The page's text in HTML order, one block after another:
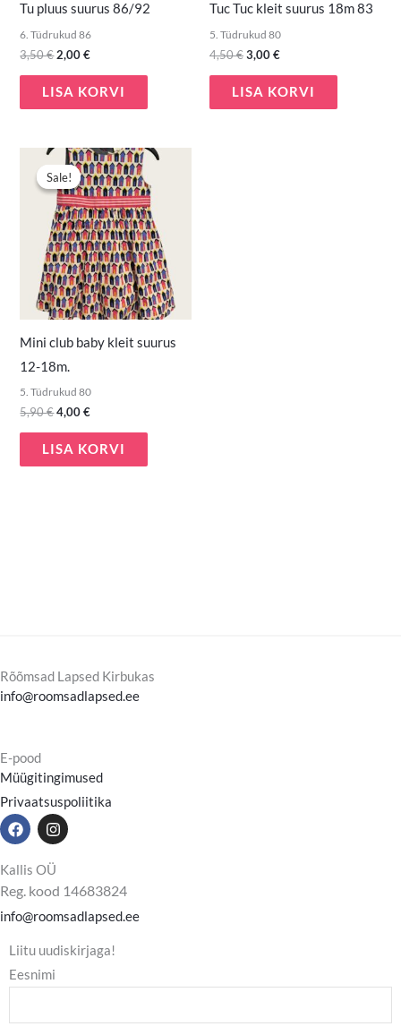
Tu pluus suurus 86/92
6. Tüdrukud 86
3,50€2,00€
LISA KORVI
Tuc Tuc kleit suurus 18m 83
5. Tüdrukud 80
4,50€3,00€
LISA KORVI
Sale!
Sale!
Mini club baby kleit suurus
12-18m.
5. Tüdrukud 80
5,90€
Algne
hind
oli:
5,90 €.
4,00€
Praegune
hind
on:
4,00 €.
LISA KORVI
Rõõmsad Lapsed Kirbukas
info@roomsadlapsed.ee
E-pood
Müügitingimused
Privaatsuspoliitika
F
a
e
o
o
k
I
n
t
g
r
a
m
Kallis OÜ
Reg. kood 14683824
info@roomsadlapsed.ee
Liitu uudiskirjaga!
Eesnimi